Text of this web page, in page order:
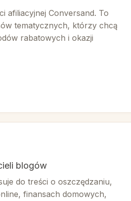
afiliacyjnej Conversand. To
tematycznych, którzy chcą
rabatowych i okazji
blogów
do treści o oszczędzaniu,
finansach domowych,